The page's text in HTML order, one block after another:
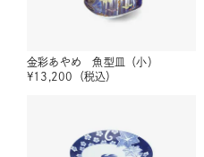
金彩あやめ 魚型皿（小）
¥13,200 （税込）